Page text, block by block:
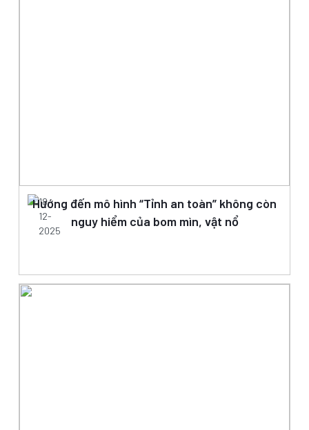
Hướng đến mô hình “Tỉnh an toàn” không còn
nguy hiểm của bom mìn, vật nổ
18-
12-
2025